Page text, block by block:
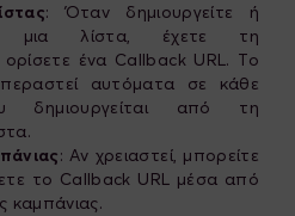
: Όταν δημιουργείτε ή
μια λίστα, έχετε τη
ένα Callback URL. Το
αυτόματα σε κάθε
δημιουργείται από τη
: Αν χρειαστεί, μπορείτε
το Callback URL μέσα από
καμπάνιας.